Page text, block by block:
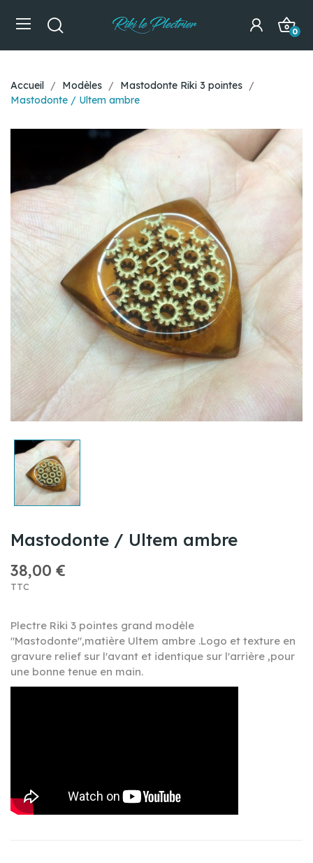
0
Accueil Modèles
Mastodonte Riki 3 pointes
Mastodonte / Ultem ambre
Mastodonte / Ultem ambre
38,00 €
TTC
Plectre Riki 3 pointes grand modèle
"Mastodonte",matière Ultem ambre .Logo et texture en
gravure relief sur l'avant et identique sur l'arrière ,pour
une bonne tenue en main.